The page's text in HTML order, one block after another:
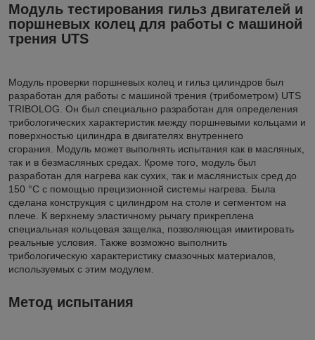
Модуль тестирования гильз двигателей и
поршневых колец для работы с машиной
трения UTS
Модуль проверки поршневых колец и гильз цилиндров был
разработан для работы с машиной трения (трибометром) UTS
TRIBOLOG. Он был специально разработан для определения
трибологических характеристик между поршневыми кольцами и
поверхностью цилиндра в двигателях внутреннего
сгорания. Модуль может выполнять испытания как в масляных,
так и в безмасляных средах. Кроме того, модуль был
разработан для нагрева как сухих, так и маслянистых сред до
150 °C с помощью прецизионной системы нагрева. Была
сделана конструкция с цилиндром на столе и сегментом на
плече. К верхнему эластичному рычагу прикреплена
специальная кольцевая защелка, позволяющая имитировать
реальные условия. Также возможно выполнить
трибологическую характеристику смазочных материалов,
используемых с этим модулем.
Метод испытания